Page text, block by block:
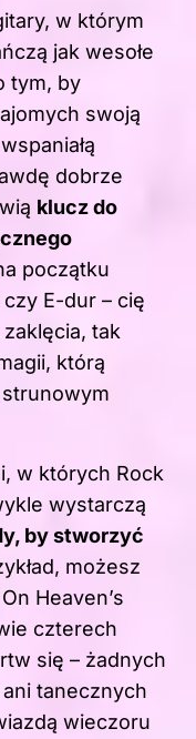
w którym
jak wesołe
tym, by
swoją
dobrze
klucz do
początku
E-dur – cię
tak
którą
w których Rock
wystarczą
by stworzyć
możesz
Heaven’s
czterech
się – żadnych
tanecznych
wieczoru